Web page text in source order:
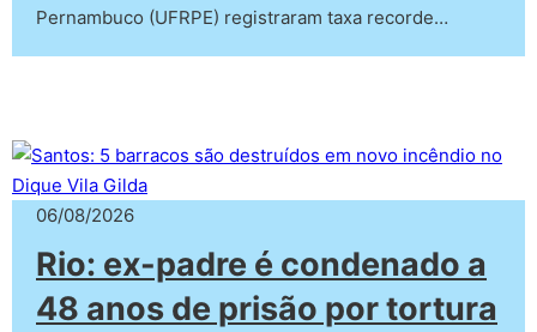
Pernambuco (UFRPE) registraram taxa recorde…
06/08/2026
Rio: ex-padre é condenado a
48 anos de prisão por tortura